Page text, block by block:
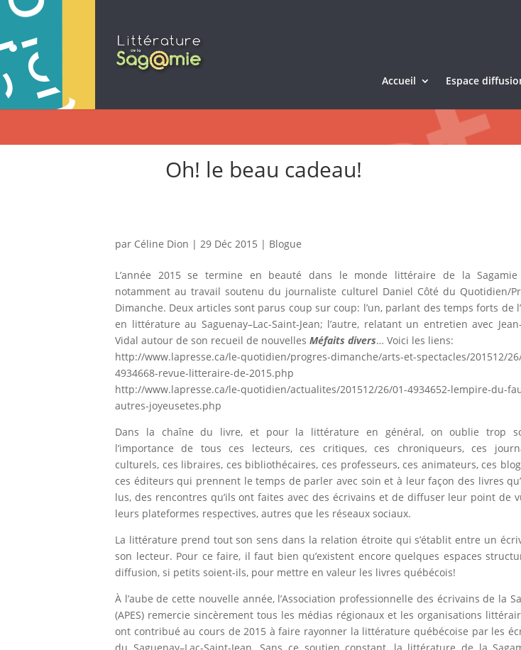
Accueil Espace
Oh! le beau cadeau!
par Céline Dion | 29 Déc 2015 | Blogue
L’année 2015 se termine en beauté dans le monde littéraire de la Sagamie
notamment au travail soutenu du journaliste culturel Daniel Côté du Quotidien/
Dimanche. Deux articles sont parus coup sur coup: l’un, parlant des temps forts de
en littérature au Saguenay–Lac-Saint-Jean; l’autre, relatant un entretien avec
Vidal autour de son recueil de nouvelles Méfaits divers… Voici les liens:
http://www.lapresse.ca/le-quotidien/progres-dimanche/arts-et-spectacles/201512/
4934668-revue-litteraire-de-2015.php
http://www.lapresse.ca/le-quotidien/actualites/201512/26/01-4934652-lempire-du-
autres-joyeusetes.php
Dans la chaîne du livre, et pour la littérature en général, on oublie trop
l’importance de tous ces lecteurs, ces critiques, ces chroniqueurs, ces
culturels, ces libraires, ces bibliothécaires, ces professeurs, ces animateurs, ces
ces éditeurs qui prennent le temps de parler avec soin et à leur façon des livres
lus, des rencontres qu’ils ont faites avec des écrivains et de diffuser leur point de
leurs plateformes respectives, autres que les réseaux sociaux.
La littérature prend tout son sens dans la relation étroite qui s’établit entre un
son lecteur. Pour ce faire, il faut bien qu’existent encore quelques espaces
diffusion, si petits soient-ils, pour mettre en valeur les livres québécois!
À l’aube de cette nouvelle année, l’Association professionnelle des écrivains de la
(APES) remercie sincèrement tous les médias régionaux et les organisations
ont contribué au cours de 2015 à faire rayonner la littérature québécoise par les
du Saguenay–Lac-Saint-Jean. Sans ce soutien constant, la littérature de la